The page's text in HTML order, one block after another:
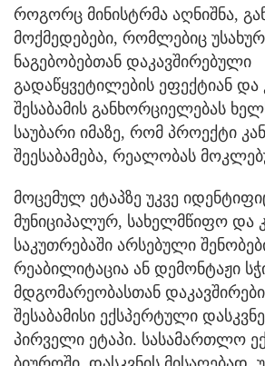
როგორც მინისტრმა აღნიშნა,
მოქმედებები, რომლებიც
ნაგებობებთან დაკავშირებული
გადაწყვეტილების ეფექტიან და
შესაბამის განხორციელებას
საუბარი იმაზე, რომ პროექტი
შეესაბამება, რეალობას
მოცემულ ეტაპზე უკვე
მუნიციპალურ, სახელმწიფო და
საკუთრებაში არსებული
რეაბილიტაცია ან დემონტაჟი
მდგომარეობასთან
შესაბამისი ექსპერტული
პირველი ეტაპი. სასამართლო